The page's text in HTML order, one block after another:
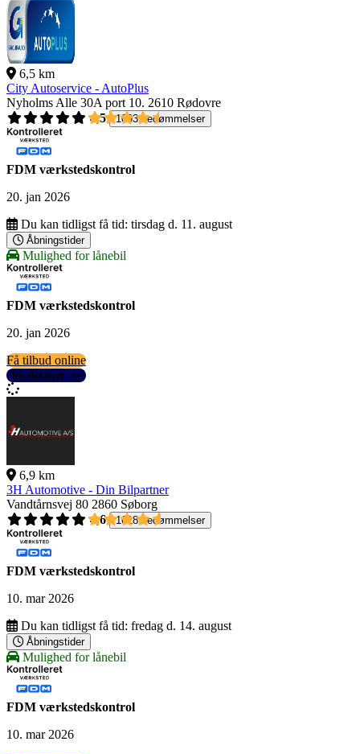
6,5 km
City Autoservice - AutoPlus
Nyholms Alle 30A port 10. 2610 Rødovre
4,5
1093 bedømmelser
FDM værkstedskontrol
20. jan 2026
Du kan tidligst få tid: tirsdag d. 11. august
Åbningstider
Mulighed for lånebil
FDM værkstedskontrol
20. jan 2026
Få tilbud online
Se detaljer
6,9 km
3H Automotive - Din Bilpartner
Vandtårnsvej 80 2860 Søborg
4,6
1618 bedømmelser
FDM værkstedskontrol
10. mar 2026
Du kan tidligst få tid: fredag d. 14. august
Åbningstider
Mulighed for lånebil
FDM værkstedskontrol
10. mar 2026